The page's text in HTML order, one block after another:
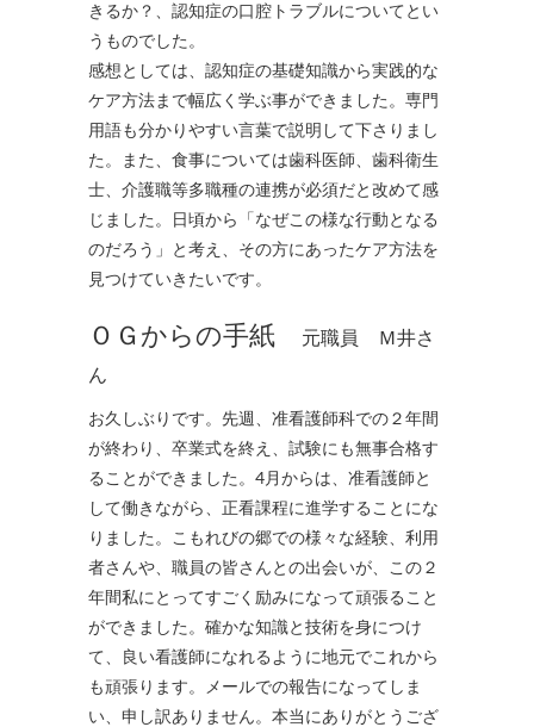
きるか？、認知症の口腔トラブルについてとい
うものでした。
感想としては、認知症の基礎知識から実践的な
ケア方法まで幅広く学ぶ事ができました。専門
用語も分かりやすい言葉で説明して下さりまし
た。また、食事については歯科医師、歯科衛生
士、介護職等多職種の連携が必須だと改めて感
じました。日頃から「なぜこの様な行動となる
のだろう」と考え、その方にあったケア方法を
見つけていきたいです。
ＯＧからの手紙
元職員 Ｍ井さ
ん
お久しぶりです。先週、准看護師科での２年間
が終わり、卒業式を終え、試験にも無事合格す
ることができました。4月からは、准看護師と
して働きながら、正看課程に進学することにな
りました。こもれびの郷での様々な経験、利用
者さんや、職員の皆さんとの出会いが、この２
年間私にとってすごく励みになって頑張ること
ができました。確かな知識と技術を身につけ
て、良い看護師になれるように地元でこれから
も頑張ります。メールでの報告になってしま
い、申し訳ありません。本当にありがとうござ